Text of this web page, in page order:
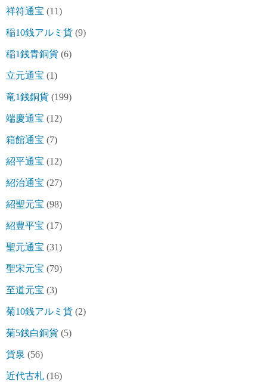
祥符通宝 (11)
稲10銭アルミ貨 (9)
稲1銭青銅貨 (6)
立元通宝 (1)
竜1銭銅貨 (199)
端慶通宝 (12)
箱館通宝 (7)
紹平通宝 (12)
紹治通宝 (27)
紹聖元宝 (98)
紹豊平宝 (17)
聖元通宝 (31)
聖宋元宝 (79)
至道元宝 (3)
菊10銭アルミ貨 (2)
菊5銭白銅貨 (5)
貨泉 (56)
近代古札 (16)